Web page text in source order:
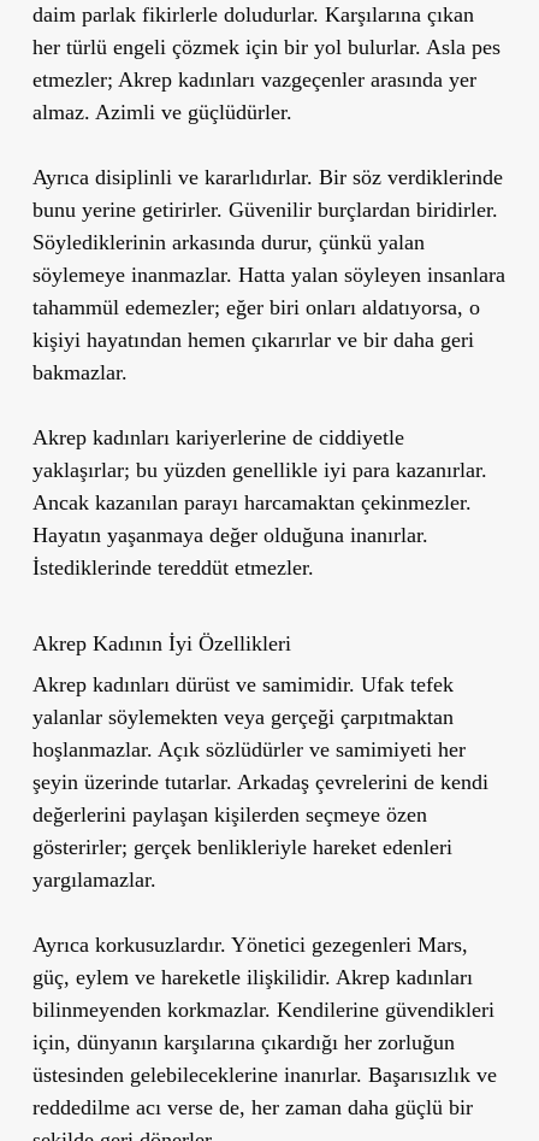
daim parlak fikirlerle doludurlar. Karşılarına çıkan
her türlü engeli çözmek için bir yol bulurlar. Asla pes
etmezler; Akrep kadınları vazgeçenler arasında yer
almaz. Azimli ve güçlüdürler.
Ayrıca disiplinli ve kararlıdırlar. Bir söz verdiklerinde
bunu yerine getirirler. Güvenilir burçlardan biridirler.
Söylediklerinin arkasında durur, çünkü yalan
söylemeye inanmazlar. Hatta yalan söyleyen insanlara
tahammül edemezler; eğer biri onları aldatıyorsa, o
kişiyi hayatından hemen çıkarırlar ve bir daha geri
bakmazlar.
Akrep kadınları kariyerlerine de ciddiyetle
yaklaşırlar; bu yüzden genellikle iyi para kazanırlar.
Ancak kazanılan parayı harcamaktan çekinmezler.
Hayatın yaşanmaya değer olduğuna inanırlar.
İstediklerinde tereddüt etmezler.
Akrep Kadının İyi Özellikleri
Akrep kadınları dürüst ve samimidir. Ufak tefek
yalanlar söylemekten veya gerçeği çarpıtmaktan
hoşlanmazlar. Açık sözlüdürler ve samimiyeti her
şeyin üzerinde tutarlar. Arkadaş çevrelerini de kendi
değerlerini paylaşan kişilerden seçmeye özen
gösterirler; gerçek benlikleriyle hareket edenleri
yargılamazlar.
Ayrıca korkusuzlardır. Yönetici gezegenleri Mars,
güç, eylem ve hareketle ilişkilidir. Akrep kadınları
bilinmeyenden korkmazlar. Kendilerine güvendikleri
için, dünyanın karşılarına çıkardığı her zorluğun
üstesinden gelebileceklerine inanırlar. Başarısızlık ve
reddedilme acı verse de, her zaman daha güçlü bir